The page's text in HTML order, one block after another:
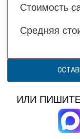
Стоимость
Средняя
ИЛИ